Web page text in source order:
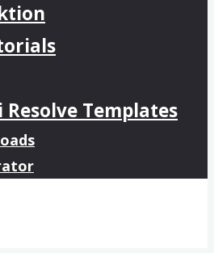
Resolve Templates